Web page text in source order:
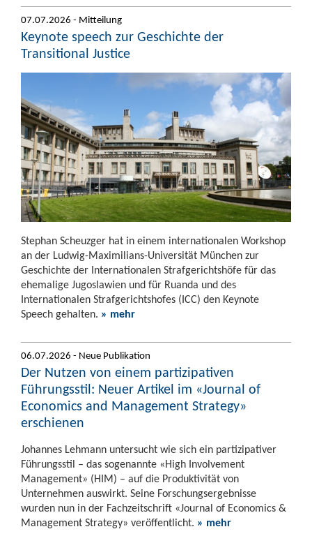
07.07.2026 - Mitteilung
Keynote speech zur Geschichte der
Transitional Justice
Stephan Scheuzger hat in einem internationalen Workshop
an der Ludwig-Maximilians-Universität München zur
Geschichte der Internationalen Strafgerichtshöfe für das
ehemalige Jugoslawien und für Ruanda und des
Internationalen Strafgerichtshofes (ICC) den Keynote
Speech gehalten. » mehr
06.07.2026 - Neue Publikation
Der Nutzen von einem partizipativen
Führungsstil: Neuer Artikel im «Journal of
Economics and Management Strategy»
erschienen
Johannes Lehmann untersucht wie sich ein partizipativer
Führungsstil – das sogenannte «High Involvement
Management» (HIM) – auf die Produktivität von
Unternehmen auswirkt. Seine Forschungsergebnisse
wurden nun in der Fachzeitschrift «Journal of Economics &
Management Strategy» veröffentlicht. » mehr